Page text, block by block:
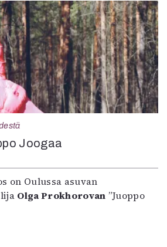
Joogaa
on Oulussa asuvan
Olga Prokhorovan ”Juoppo